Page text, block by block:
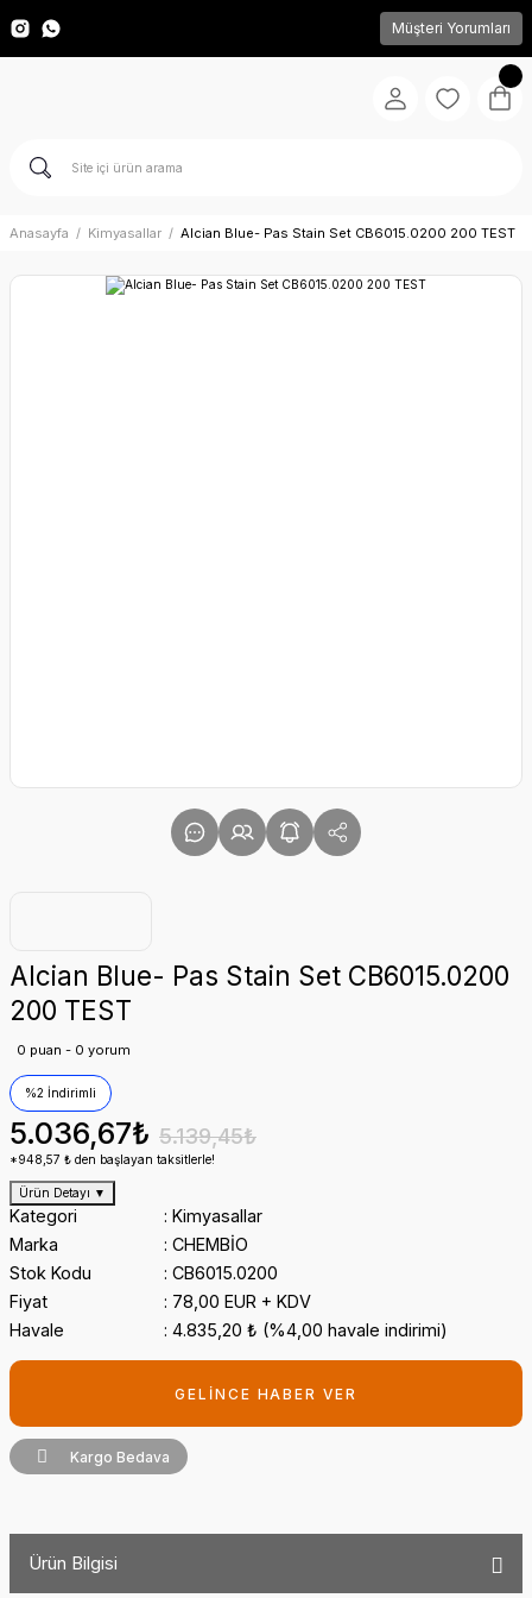
Müşteri Yorumları
Anasayfa Kimyasallar Alcian Blue- Pas Stain Set CB6015.0200 200 TEST
Alcian Blue- Pas Stain Set CB6015.0200
200 TEST
0 puan - 0 yorum
%2 İndirimli
5.036,67₺ 5.139,45₺
*948,57 ₺ den başlayan taksitlerle!
Ürün Detayı ▼
Kategori
Kimyasallar
Marka
CHEMBİO
Stok Kodu
CB6015.0200
Fiyat
78,00 EUR + KDV
Havale
4.835,20 ₺ (%4,00 havale indirimi)
GELİNCE HABER VER
Kargo Bedava
Ürün Bilgisi